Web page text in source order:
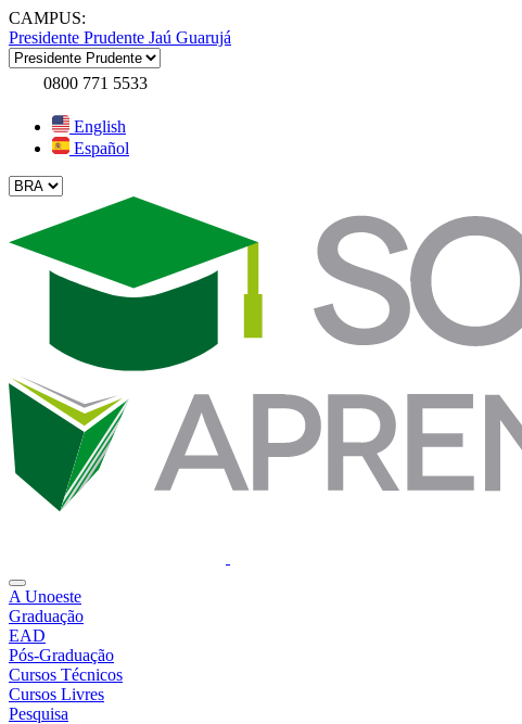
CAMPUS:
Presidente Prudente Jaú Guarujá
0800 771 5533
English
Español
A Unoeste
Graduação
EAD
Pós-Graduação
Cursos Técnicos
Cursos Livres
Pesquisa